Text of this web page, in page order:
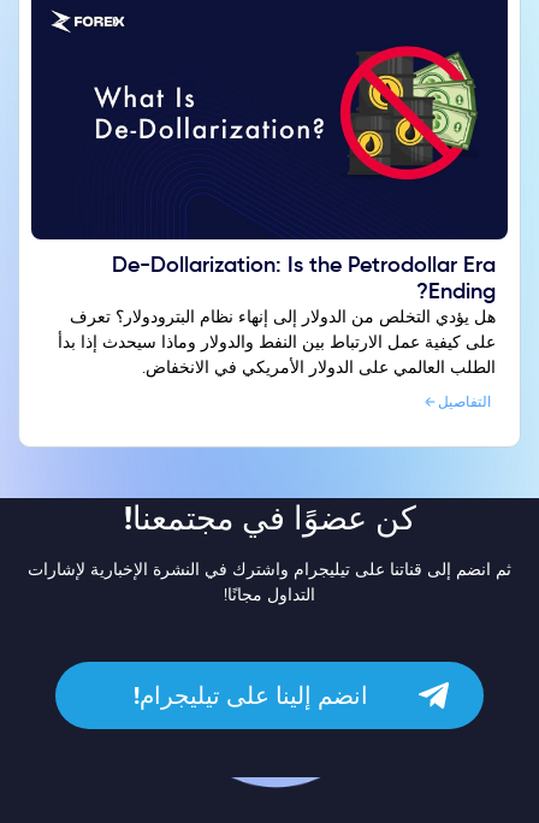
De-Dollarization: Is the Petrodollar Era
Ending?
هل يؤدي التخلص من الدولار إلى إنهاء نظام البترودولار؟ تعرف
على كيفية عمل الارتباط بين النفط والدولار وماذا سيحدث إذا بدأ
الطلب العالمي على الدولار الأمريكي في الانخفاض.
التفاصيل
كن عضوًا في مجتمعنا!
ثم انضم إلى قناتنا على تيليجرام واشترك في النشرة الإخبارية لإشارات
التداول مجانًا!
انضم إلينا على تيليجرام!